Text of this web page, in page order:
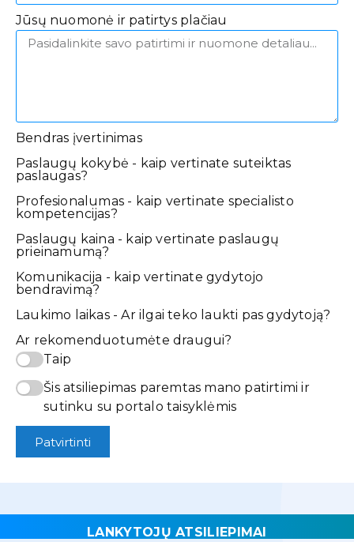
Jūsų nuomonė ir patirtys plačiau
Bendras įvertinimas
Paslaugų kokybė - kaip vertinate suteiktas
paslaugas?
Profesionalumas - kaip vertinate specialisto
kompetencijas?
Paslaugų kaina - kaip vertinate paslaugų
prieinamumą?
Komunikacija - kaip vertinate gydytojo
bendravimą?
Laukimo laikas - Ar ilgai teko laukti pas gydytoją?
Ar rekomenduotumėte draugui?
Taip
Šis atsiliepimas paremtas mano patirtimi ir
sutinku su portalo taisyklėmis
Patvirtinti
LANKYTOJŲ ATSILIEPIMAI